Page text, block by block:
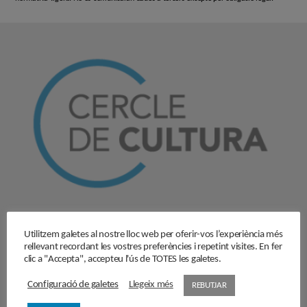
Història
Objectius
Junta directiva
Utilitzem galetes al nostre lloc web per oferir-vos l’experiència més
rellevant recordant les vostres preferències i repetint visites. En fer
clic a "Accepta", accepteu l'ús de TOTES les galetes.
Configuració de galetes Llegeix més REBUTJAR